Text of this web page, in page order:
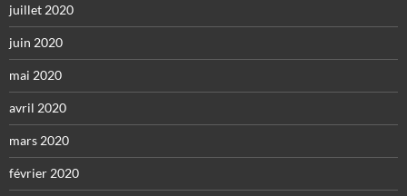
juillet 2020
juin 2020
mai 2020
avril 2020
mars 2020
février 2020